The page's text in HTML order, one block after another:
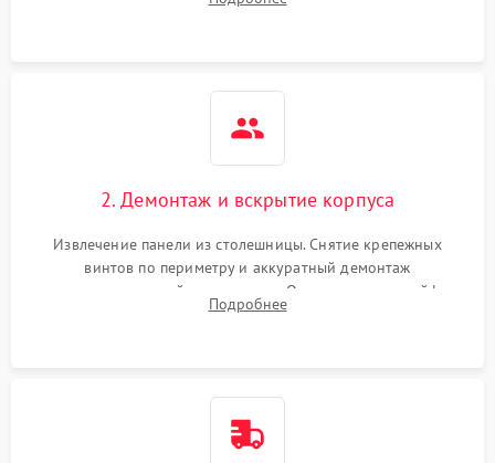
клиента о симптомах (не включается, не видит посуду,
2. Демонтаж и вскрытие корпуса
Извлечение панели из столешницы. Снятие крепежных
винтов по периметру и аккуратный демонтаж
стеклокерамической поверхности. Отсоединение шлейфов
сенсорного блока для доступа к силовым платам, катушкам
Подробнее